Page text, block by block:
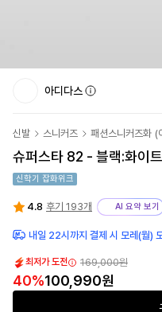
아디다스
신발 스니커즈 패션스니커즈화 (
슈퍼스타 82 - 블랙:화이
신학기 잡화위크
4.8 후기 193개 AI 요약 보기
내일 22시까지 결제 시 모레(월)
최저가 도전 169,000원
40%100,990원